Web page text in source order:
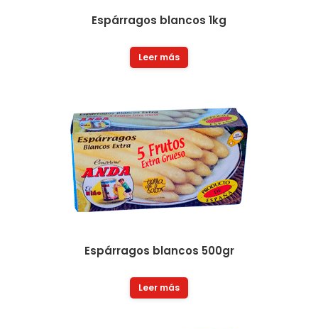
Espárragos blancos 1kg
Leer más
Espárragos blancos 500gr
Leer más